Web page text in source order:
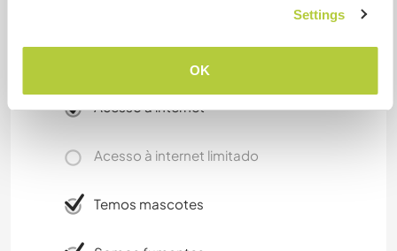
Settings
OK
Mais alguns detalhes
Acesso à internet
Acesso à internet limitado
Temos mascotes